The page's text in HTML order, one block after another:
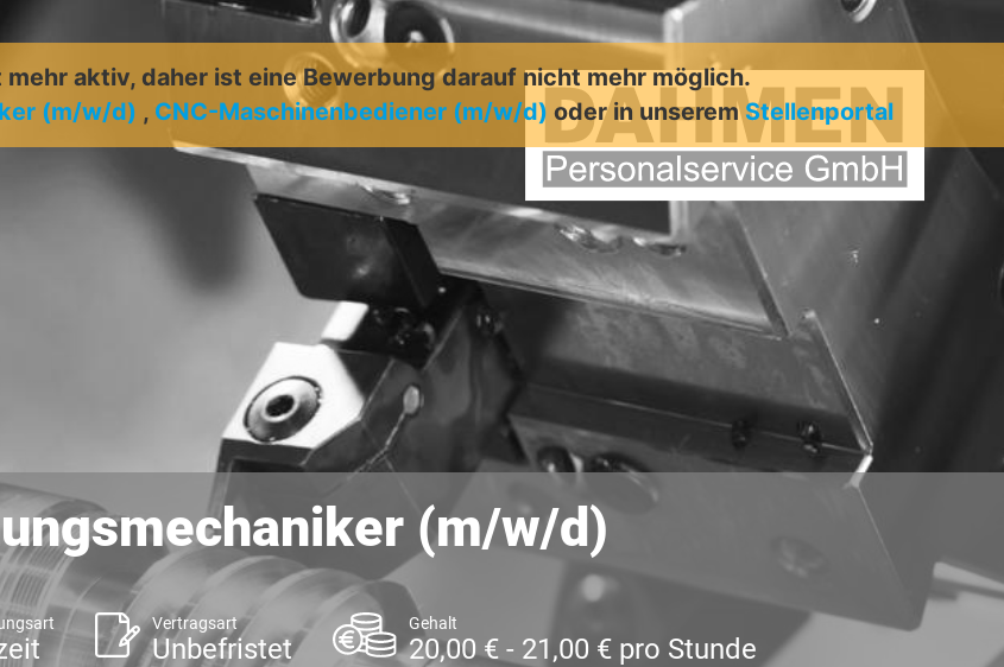
aktiv, daher ist eine Bewerbung darauf nicht mehr möglich.
(m/w/d) , CNC-Maschinenbediener (m/w/d) oder in unseremStellenportal
(m/w/d)
Vertragsart
Unbefristet
Gehalt
20,00 € - 21,00 € pro Stunde